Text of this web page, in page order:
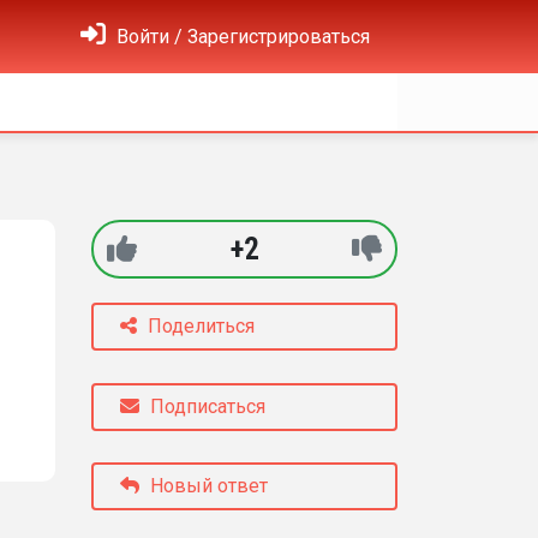
Войти / Зарегистрироваться
+2
Поделиться
Подписаться
Новый ответ